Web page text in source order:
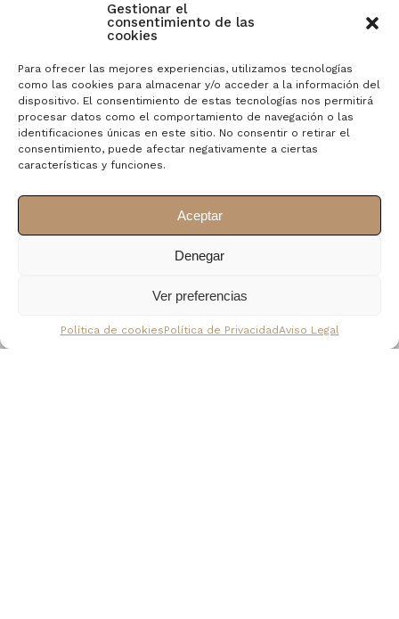
Gestionar el
consentimiento de las
cookies
Para ofrecer las mejores experiencias, utilizamos tecnologías
como las cookies para almacenar y/o acceder a la información del
dispositivo. El consentimiento de estas tecnologías nos permitirá
procesar datos como el comportamiento de navegación o las
identificaciones únicas en este sitio. No consentir o retirar el
consentimiento, puede afectar negativamente a ciertas
características y funciones.
Aceptar
Denegar
Ver preferencias
Política de cookiesPolítica de PrivacidadAviso Legal
Subway Nearby
Cras eu lorem a finibus velit nec felis mollis
suscipit